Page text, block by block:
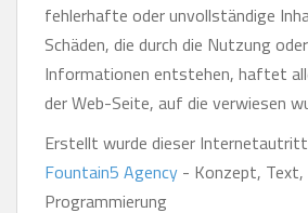
fehlerhafte oder unvollständige
Schäden, die durch die Nutzung
Informationen entstehen, haftet
der Web-Seite, auf die verwiesen
Erstellt wurde dieser
Fountain5 Agency - Konzept, Text,
Programmierung